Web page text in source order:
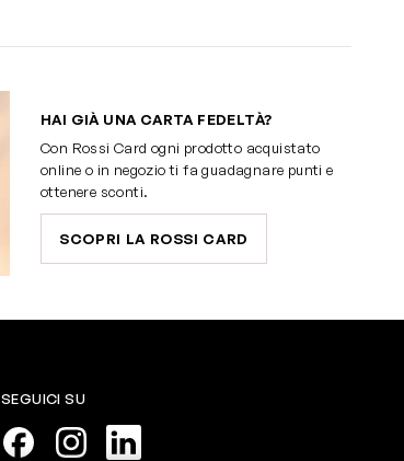
HAI GIÀ UNA CARTA FEDELTÀ?
Con Rossi Card ogni prodotto acquistato
online o in negozio ti fa guadagnare punti e
ottenere sconti.
SCOPRI LA ROSSI CARD
SEGUICI SU